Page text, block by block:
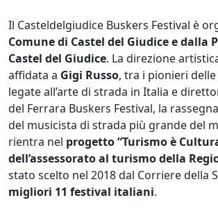
Il Casteldelgiudice Buskers Festival è
Comune di Castel del Giudice e dalla
Castel del Giudice. La direzione
affidata a Gigi Russo, tra i pionieri
legate all’arte di strada in Italia e
del Ferrara Buskers Festival, la
del musicista di strada più grande del
rientra nel progetto “Turismo è
dell’assessorato al turismo della
stato scelto nel 2018 dal Corriere della
migliori 11 festival italiani.